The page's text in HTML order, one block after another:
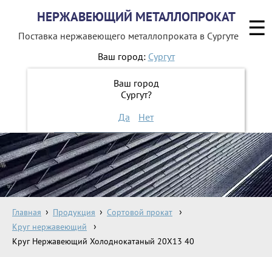
НЕРЖАВЕЮЩИЙ МЕТАЛЛОПРОКАТ
Поставка нержавеющего металлопроката в Сургуте
Ваш город: Сургут
Ваш город
Сургут?
Да
Нет
8 800 551-16-44
ЗАКАЗАТЬ ОБРАТНЫЙ ЗВОНОК
Главная Продукция
Сортовой прокат
Круг нержавеющий
Круг Нержавеющий Холоднокатаный 20Х13 40
☰